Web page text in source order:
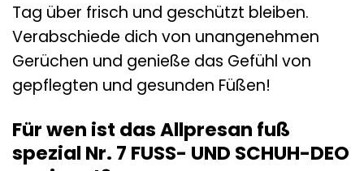
Tag über frisch und geschützt bleiben.
Verabschiede dich von unangenehmen
Gerüchen und genieße das Gefühl von
gepflegten und gesunden Füßen!
Für wen ist das Allpresan fuß
spezial Nr. 7 FUSS- UND SCHUH-DEO